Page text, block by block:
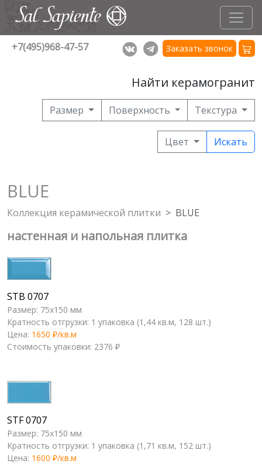
+7(495)968-47-57 Заказать звонок
Найти керамогранит
Размер Поверхность Текстура
Цвет Искать
BLUE
Коллекция керамической плитки BLUE
настенная и напольная плитка
STB 0707
Размер: 75x150 мм
Кратность отгрузки: 1 упаковка (1,44 кв.м, 128 шт.)
Цена: 1650 ₽/кв.м
Стоимость упаковки: 2376 ₽
STF 0707
Размер: 75x150 мм
Кратность отгрузки: 1 упаковка (1,71 кв.м, 152 шт.)
Цена: 1600 ₽/кв.м